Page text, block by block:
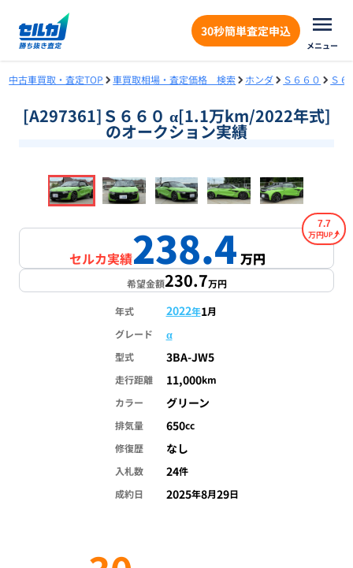
30秒簡単査定申込
メニュー
中古車買取・査定TOP 車買取相場・査定価格 検索 ホンダ Ｓ６６０ Ｓ６
[A297361]Ｓ６６０ α[1.1万km/2022年式]
のオークション実績
1/17
セルカ実績238.4万円
7.7
万円
希望金額230.7万円
年式 2022年1月
グレード
α
型式 3BA-JW5
走行距離 11,000km
カラー
グリーン
排気量 650cc
修復歴
なし
入札数 24件
成約日
2025年8月29日